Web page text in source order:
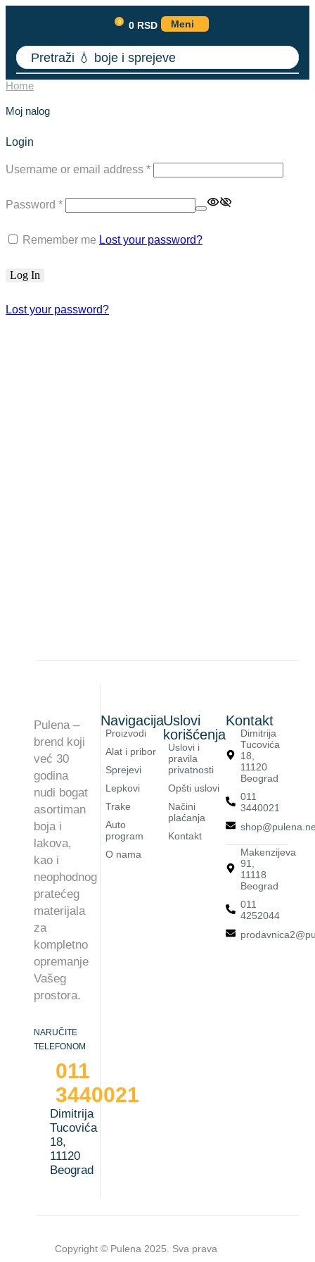
0 0 RSD Meni
Pretraži 💧 boje i sprejeve
Home
Moj nalog
Login
Username or email address *
Password *
Remember me Lost your password?
Log In
Lost your password?
Pulena –
brend koji
već 30
godina
nudi bogat
asortiman
boja i
lakova,
kao i
neophodnog
pratećeg
materijala
za
kompletno
opremanje
Vašeg
prostora.
NARUČITE
TELEFONOM
011
3440021
Dimitrija
Tucovića
18,
11120
Beograd
Navigacija
Proizvodi
Alat i pribor
Sprejevi
Lepkovi
Trake
Auto
program
O nama
Uslovi
korišćenja
Uslovi i
pravila
privatnosti
Opšti uslovi
Načini
plaćanja
Kontakt
Kontakt
Dimitrija
Tucovića
18,
11120
Beograd
011
3440021
Makenzijeva
91,
11118
Beograd
011
4252044
Copyright © Pulena 2025. Sva prava